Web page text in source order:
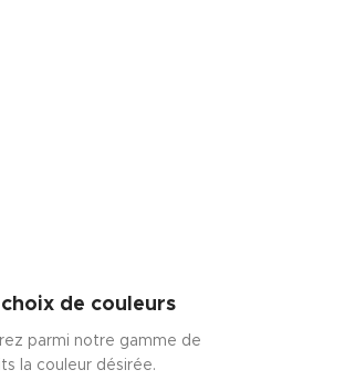
de couleurs
parmi notre gamme de
la couleur désirée.